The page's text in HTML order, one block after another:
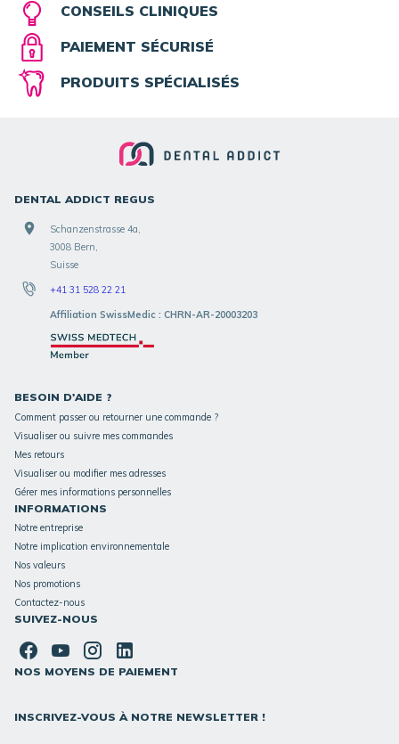
CONSEILS CLINIQUES
PAIEMENT SÉCURISÉ
PRODUITS SPÉCIALISÉS
DENTAL ADDICT REGUS
Schanzenstrasse 4a,
3008 Bern,
Suisse
+41 31 528 22 21
Affiliation SwissMedic : CHRN-AR-20003203
BESOIN D'AIDE ?
Comment passer ou retourner une commande ?
Visualiser ou suivre mes commandes
Mes retours
Visualiser ou modifier mes adresses
Gérer mes informations personnelles
INFORMATIONS
Notre entreprise
Notre implication environnementale
Nos valeurs
Nos promotions
Contactez-nous
SUIVEZ-NOUS
NOS MOYENS DE PAIEMENT
INSCRIVEZ-VOUS À NOTRE NEWSLETTER !